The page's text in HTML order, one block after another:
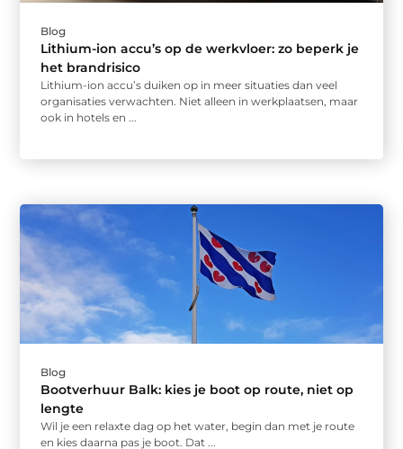
Blog
Lithium-ion accu’s op de werkvloer: zo beperk je
het brandrisico
Lithium-ion accu’s duiken op in meer situaties dan veel
organisaties verwachten. Niet alleen in werkplaatsen, maar
ook in hotels en ...
Blog
Bootverhuur Balk: kies je boot op route, niet op
lengte
Wil je een relaxte dag op het water, begin dan met je route
en kies daarna pas je boot. Dat ...